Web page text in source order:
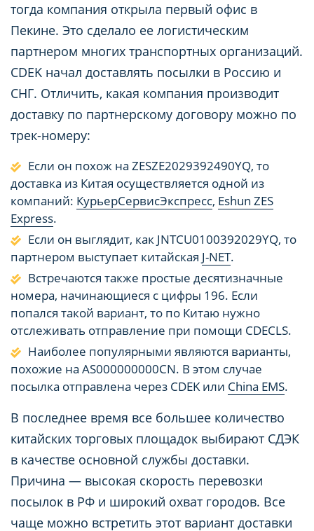
тогда компания открыла первый офис в
Пекине. Это сделало ее логистическим
партнером многих транспортных организаций.
CDEK начал доставлять посылки в Россию и
СНГ. Отличить, какая компания производит
доставку по партнерскому договору можно по
трек-номеру:
Если он похож на ZESZE2029392490YQ, то
доставка из Китая осуществляется одной из
компаний: КурьерСервисЭкспресс, Eshun ZES
Express.
Если он выглядит, как JNTCU0100392029YQ, то
партнером выступает китайская J-NET.
Встречаются также простые десятизначные
номера, начинающиеся с цифры 196. Если
попался такой вариант, то по Китаю нужно
отслеживать отправление при помощи CDECLS.
Наиболее популярными являются варианты,
похожие на AS000000000CN. В этом случае
посылка отправлена через CDEK или China EMS.
В последнее время все большее количество
китайских торговых площадок выбирают СДЭК
в качестве основной службы доставки.
Причина — высокая скорость перевозки
посылок в РФ и широкий охват городов. Все
чаще можно встретить этот вариант доставки